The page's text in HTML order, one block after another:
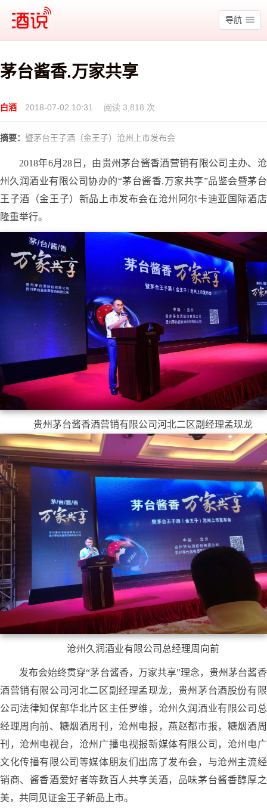
酒说
导航
茅台酱香.万家共享
白酒 2018-07-02 10:31 阅读 3,818 次
摘要： 暨茅台王子酒（金王子）沧州上市发布会
2018年6月28日，由贵州茅台酱香酒营销有限公司主办、沧
州久润酒业有限公司协办的“茅台酱香.万家共享”品鉴会暨茅台
王子酒
（金王子） 新品上市发布会在沧州阿尔卡迪亚国际酒店
隆重举行。
贵州茅台酱香酒营销有限公司河北二区副 经理孟现龙
沧州久润酒业有限公司总经理周向前
发布会始终贯穿“茅台酱香，万家共享”理念，贵州茅台酱香
酒营销有限公司河北二区副经理孟现龙， 贵州茅台酒股份有限
公司法律知保部华北片区主任罗维 ， 沧州久润酒业有限公司总
经理周向前、糖烟酒周刊 ， 沧州电报，燕赵都市报，糖烟酒周
刊，沧州电视台，沧州广播电视报新媒体有限公司，沧州电广
文化传播有限公司等媒体朋友们出席了发布会，与沧州主流经
销商、酱香酒爱好者等数百人共享美酒，品味茅台酱香醇厚之
美，共同见证金王子新品上市。